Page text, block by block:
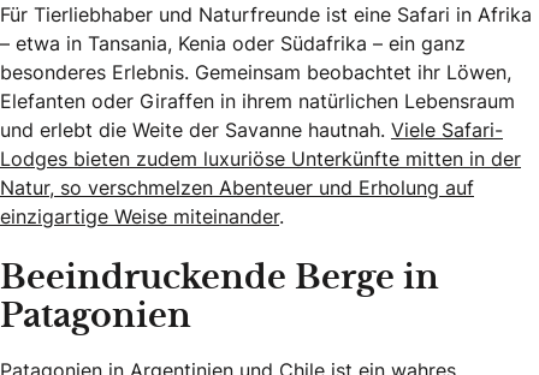
Für Tierliebhaber und Naturfreunde ist eine Safari in Afrika
– etwa in Tansania, Kenia oder Südafrika – ein ganz
besonderes Erlebnis. Gemeinsam beobachtet ihr Löwen,
Elefanten oder Giraffen in ihrem natürlichen Lebensraum
und erlebt die Weite der Savanne hautnah. Viele Safari-
Lodges bieten zudem luxuriöse Unterkünfte mitten in der
Natur, so verschmelzen Abenteuer und Erholung auf
einzigartige Weise miteinander.
Beeindruckende Berge in
Patagonien